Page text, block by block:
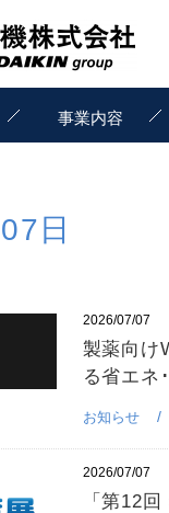
事業内容
日
2026/07/07
製薬向け
る省エネ
お知らせ
2026/07/07
「第12